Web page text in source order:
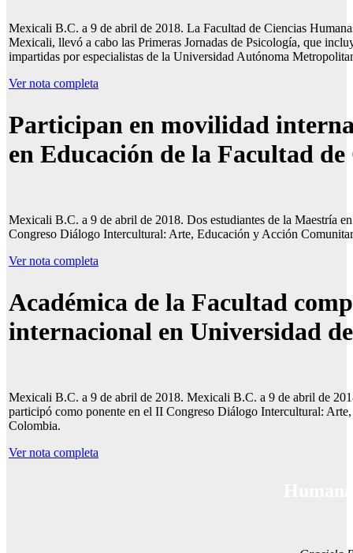
Mexicali B.C. a 9 de abril de 2018. La Facultad de Ciencias
Mexicali, llevó a cabo las Primeras Jornadas de Psicología, que
impartidas por especialistas de la Universidad Autónoma
Ver nota completa
Participan en movilidad
en Educación de la Facultad
Mexicali B.C. a 9 de abril de 2018. Dos estudiantes de la Maestría
Congreso Diálogo Intercultural: Arte, Educación y Acción
Ver nota completa
Académica de la Facultad
internacional en Universidad
Mexicali B.C. a 9 de abril de 2018. Mexicali B.C. a 9 de abril de
participó como ponente en el II Congreso Diálogo Intercultural:
Colombia.
Ver nota completa